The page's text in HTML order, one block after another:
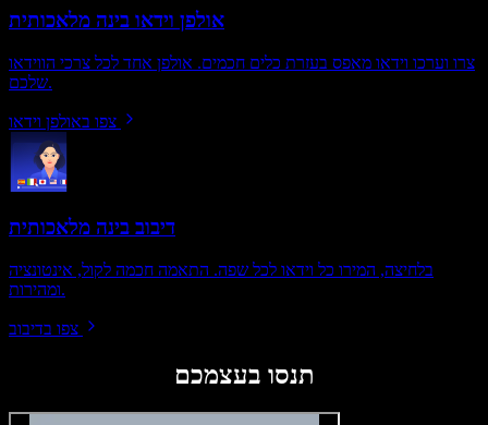
אולפן וידאו בינה מלאכותית
צרו וערכו וידאו מאפס בעזרת כלים חכמים. אולפן אחד לכל צרכי הווידאו
שלכם.
צפו באולפן וידאו
דיבוב בינה מלאכותית
בלחיצה, המירו כל וידאו לכל שפה. התאמה חכמה לקול, אינטונציה
ומהירות.
צפו בדיבוב
תנסו בעצמכם